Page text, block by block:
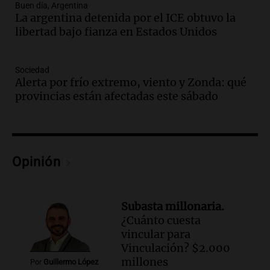
Audio.Recomendaciones de vino
bonarda para disfrutar el fin de semana
en Mendoza
Episodios
Audio. Mañana inicia la gran exposición
en la Sociedad Rural de Bulaya con
Episodios
Audio.
Episodios
Audio.
Preparativos finales para la gran
exposición en la sociedad rural de
Bulaya este sábado
Buen día, Argentina
La argentina detenida por el ICE obtuvo la
libertad bajo fianza en Estados Unidos
Sociedad
Alerta por frío extremo, viento y Zonda: qué
provincias están afectadas este sábado
Opinión
Por Guillermo López
Subasta millonaria.
¿Cuánto cuesta
vincular para
Vinculación? $2.000
millones